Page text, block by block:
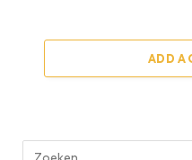
ADD A